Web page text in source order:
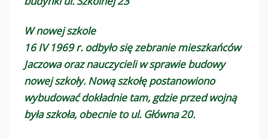
W nowej szkole
16 IV 1969 r. odbyło się zebranie mieszkańców
Jaczowa oraz nauczycieli w sprawie budowy
nowej szkoły. Nową szkołę postanowiono
wybudować dokładnie tam, gdzie przed wojną
była szkoła, obecnie to ul. Główna 20.